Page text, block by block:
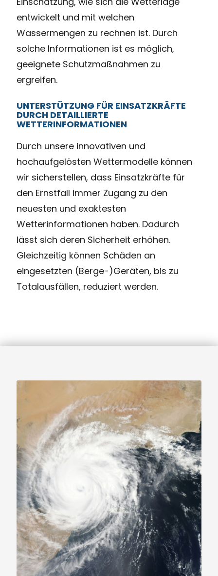
entwickelt und mit welchen
Wassermengen zu rechnen ist. Durch
solche Informationen ist es möglich,
geeignete Schutzmaßnahmen zu
ergreifen.
UNTERSTÜTZUNG FÜR EINSATZKRÄFTE
DURCH DETAILLIERTE
WETTERINFORMATIONEN
Durch unsere innovativen und
hochaufgelösten Wettermodelle können
wir sicherstellen, dass Einsatzkräfte für
den Ernstfall immer Zugang zu den
neuesten und exaktesten
Wetterinformationen haben. Dadurch
lässt sich deren Sicherheit erhöhen.
Gleichzeitig können Schäden an
eingesetzten (Berge-)Geräten, bis zu
Totalausfällen, reduziert werden.